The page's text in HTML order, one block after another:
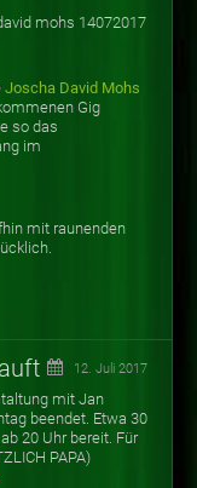
Joscha David Mohs
Gig
so das
im
mit raunenden
12. Juli 2017
mit Jan
beendet. Etwa 30
20 Uhr bereit. Für
PAPA)